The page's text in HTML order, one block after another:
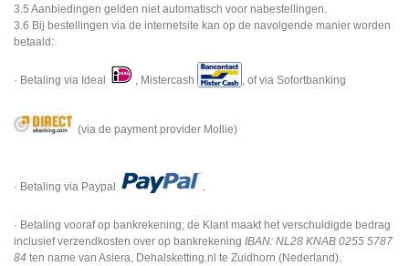
3.5 Aanbiedingen gelden niet automatisch voor nabestellingen.
3.6 Bij bestellingen via de internetsite kan op de navolgende manier worden
betaald:
· Betaling via Ideal , Mistercash , of via Sofortbanking
(via de payment provider Mollie)
· Betaling via Paypal .
· Betaling vooraf op bankrekening; de Klant maakt het verschuldigde bedrag
inclusief verzendkosten over op bankrekening IBAN: NL28 KNAB 0255 5787
84 ten name van Asiera, Dehalsketting.nl te Zuidhorn (Nederland).